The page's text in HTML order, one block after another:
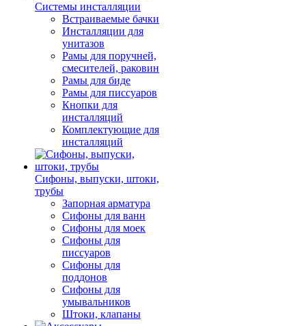
Системы инсталляции
Встраиваемые бачки
Инсталляции для
унитазов
Рамы для поручней,
смесителей, раковин
Рамы для биде
Рамы для писсуаров
Кнопки для
инсталляций
Комплектующие для
инсталляций
Сифоны, выпуски, штоки,
трубы
Запорная арматура
Сифоны для ванн
Сифоны для моек
Сифоны для
писсуаров
Сифоны для
поддонов
Сифоны для
умывальников
Штоки, клапаны